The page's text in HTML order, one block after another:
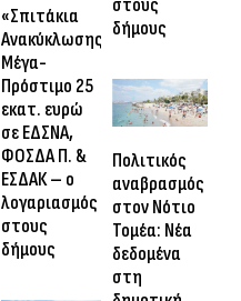
«Σπιτάκια
Ανακύκλωσης»:
Μέγα-
Πρόστιμο 25
εκατ. ευρώ
σε ΕΔΣΝΑ,
ΦΟΣΔΑ Π. &
ΕΣΔΑΚ – ο
λογαριασμός
στους
δήμους
δήμους
Πολιτικός
αναβρασμός
στον Νότιο
Τομέα: Νέα
δεδομένα
στη